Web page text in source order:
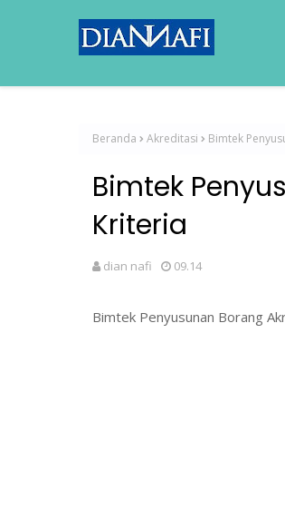
Beranda Akreditasi Bimtek
Bimtek
Kriteria
dian nafi 09.14
Bimtek Penyusunan Borang